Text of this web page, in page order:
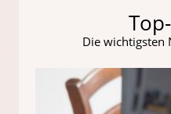
Die wichtigsten